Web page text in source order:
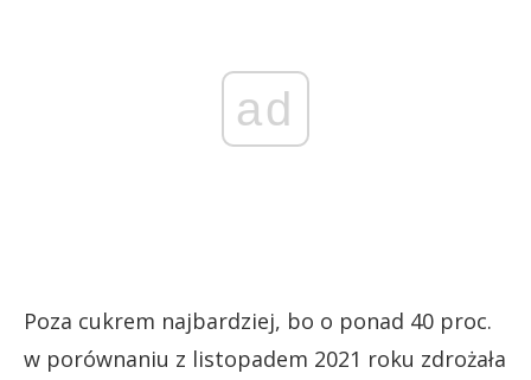
ad
Poza cukrem najbardziej, bo o ponad 40 proc.
w porównaniu z listopadem 2021 roku zdrożała